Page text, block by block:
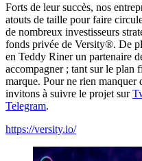
Forts de leur succès, nos
atouts de taille pour faire
de nombreux investisseurs
fonds privée de Versity®. De
en Teddy Riner un partenaire
accompagner ; tant sur le plan
marque. Pour ne rien
invitons à suivre le projet sur
Telegram.
https://versity.io/